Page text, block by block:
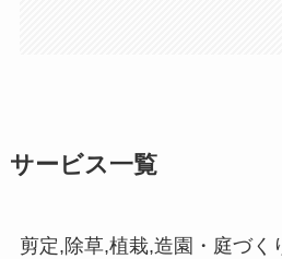
サービス一覧
剪定,除草,植栽,造園・庭づく